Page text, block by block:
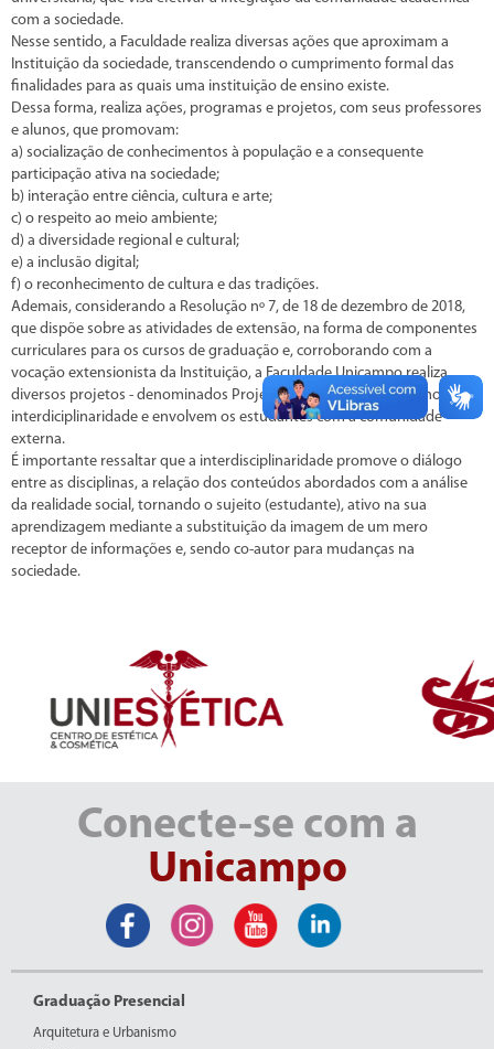
com a sociedade.
Nesse sentido, a Faculdade realiza diversas ações que aproximam a
Instituição da sociedade, transcendendo o cumprimento formal das
finalidades para as quais uma instituição de ensino existe.
Dessa forma, realiza ações, programas e projetos, com seus professores
e alunos, que promovam:
a) socialização de conhecimentos à população e a consequente
participação ativa na sociedade;
b) interação entre ciência, cultura e arte;
c) o respeito ao meio ambiente;
d) a diversidade regional e cultural;
e) a inclusão digital;
f) o reconhecimento de cultura e das tradições.
Ademais, considerando a Resolução nº 7, de 18 de dezembro de 2018,
que dispõe sobre as atividades de extensão, na forma de componentes
curriculares para os cursos de graduação e, corroborando com a
vocação extensionista da Instituição, a Faculdade Unicampo realiza
diversos projetos - denominados Projetos Unificados, que promovem a
interdiciplinaridade e envolvem os estudantes com a comunidade
externa.
É importante ressaltar que a interdisciplinaridade promove o diálogo
entre as disciplinas, a relação dos conteúdos abordados com a análise
da realidade social, tornando o sujeito (estudante), ativo na sua
aprendizagem mediante a substituição da imagem de um mero
receptor de informações e, sendo co-autor para mudanças na
sociedade.
Conecte-se com a
Unicampo
Graduação Presencial
Arquitetura e Urbanismo